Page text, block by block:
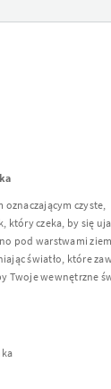
czyste,
który czeka, by się
pod warstwami
światło, które
Twoje wewnętrzne